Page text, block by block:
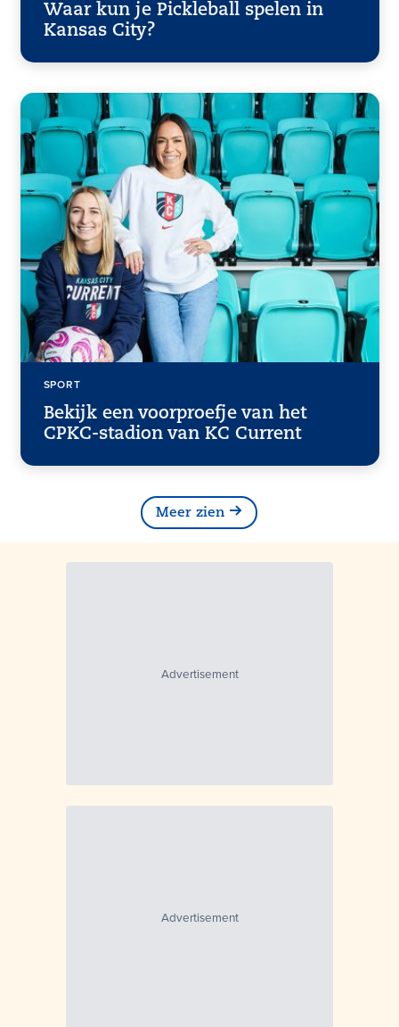
Waar kun je Pickleball spelen in
Kansas City?
SPORT
Bekijk een voorproefje van het
CPKC-stadion van KC Current
Meer zien